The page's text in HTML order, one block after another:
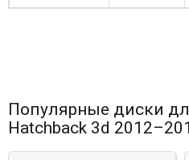
Популярные диски
Hatchback 3d